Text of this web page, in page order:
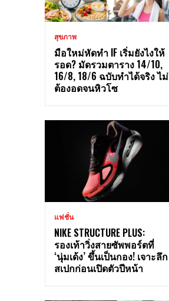
สุขภาพ
มือใหม่หัดทำ IF เริ่มยังไงให้
รอด? มัดรวมตาราง 14/10,
16/8, 18/6 ฉบับทำได้จริง ไม่
ต้องอดจนหิวโซ
แฟชั่น
NIKE STRUCTURE PLUS:
รองเท้าวิ่งสายซัพพอร์ตที่
‘นุ่มเด้ง’ ขึ้นเป็นกอง! เจาะลึก
สเปกก่อนเปิดตัวปีหน้า